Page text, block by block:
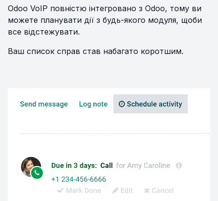
Odoo VoIP повністю інтегровано з Odoo, тому ви
можете планувати дії з будь-якого модуля, щоби
все відстежувати.
Ваш список справ став набагато коротшим.